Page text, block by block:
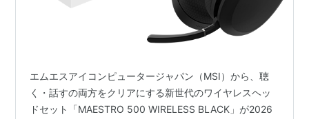
エムエスアイコンピュータージャパン（MSI）から、聴
く・話すの両方をクリアにする新世代のワイヤレスヘッ
ドセット「MAESTRO 500 WIRELESS BLACK」が2026